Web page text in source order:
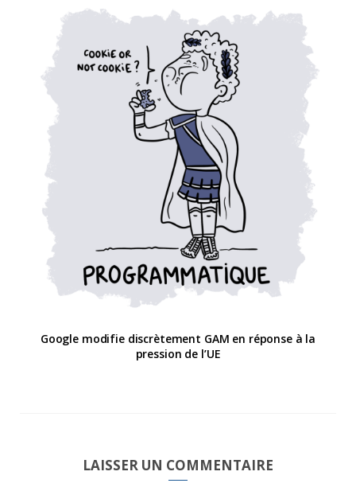
Google modifie discrètement GAM en réponse à la
pression de l’UE
LAISSER UN COMMENTAIRE